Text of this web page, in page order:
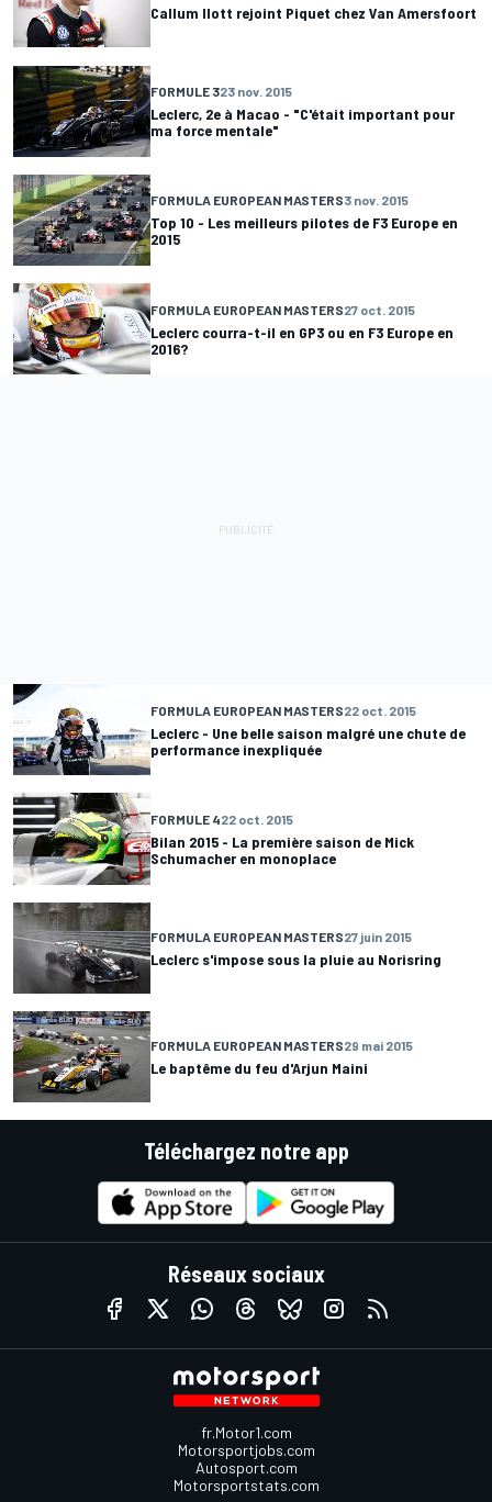
Callum Ilott rejoint Piquet chez Van Amersfoort
FORMULE 323 nov. 2015
Leclerc, 2e à Macao - "C'était important pour
ma force mentale"
FORMULA EUROPEAN MASTERS3 nov. 2015
Top 10 - Les meilleurs pilotes de F3 Europe en
2015
FORMULA EUROPEAN MASTERS27 oct. 2015
Leclerc courra-t-il en GP3 ou en F3 Europe en
2016?
FORMULA EUROPEAN MASTERS22 oct. 2015
Leclerc - Une belle saison malgré une chute de
performance inexpliquée
FORMULE 422 oct. 2015
Bilan 2015 - La première saison de Mick
Schumacher en monoplace
FORMULA EUROPEAN MASTERS27 juin 2015
Leclerc s'impose sous la pluie au Norisring
FORMULA EUROPEAN MASTERS29 mai 2015
Le baptême du feu d'Arjun Maini
Téléchargez notre app
Réseaux sociaux
fr.Motor1.com
Motorsportjobs.com
Autosport.com
Motorsportstats.com